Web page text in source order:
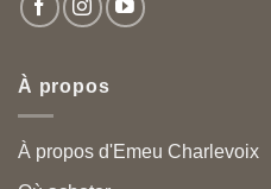
À propos
À propos d'Emeu Charlevoix